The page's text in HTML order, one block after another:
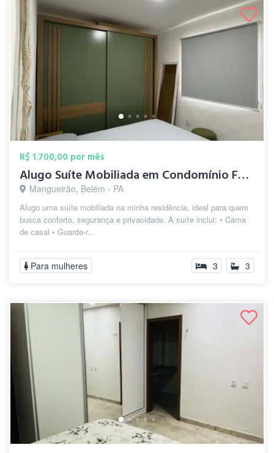
R$ 1.700,00 por mês
Alugo Suíte Mobiliada em Condomínio Fech...
Mangueirão, Belém - PA
Alugo uma suíte mobiliada na minha residência, ideal para quem
busca conforto, segurança e privacidade. A suíte inclui: • Cama
de casal • Guarda-r...
Para mulheres 3 3